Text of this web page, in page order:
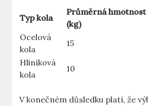
Typ kola
Průměrná hmotnost
(kg)
Ocelová
kola
15
Hliníková
kola
10
V konečném důsledku platí, že